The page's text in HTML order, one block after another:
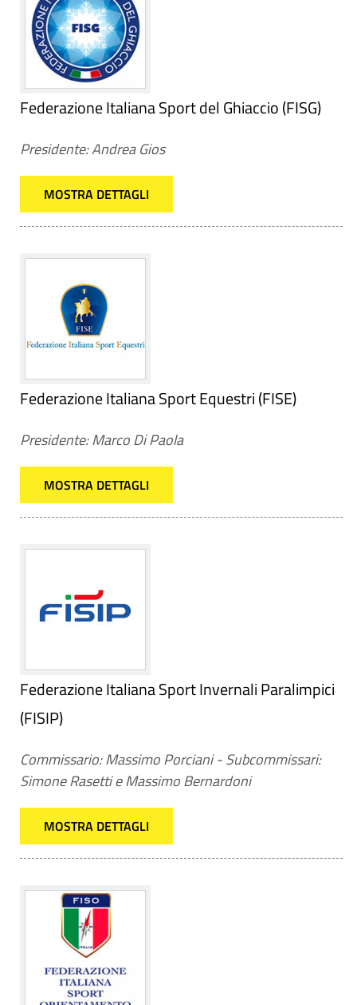
Federazione Italiana Sport del Ghiaccio (FISG)
Presidente: Andrea Gios
MOSTRA DETTAGLI
Federazione Italiana Sport Equestri (FISE)
Presidente: Marco Di Paola
MOSTRA DETTAGLI
Federazione Italiana Sport Invernali Paralimpici
(FISIP)
Commissario: Massimo Porciani - Subcommissari:
Simone Rasetti e Massimo Bernardoni
MOSTRA DETTAGLI